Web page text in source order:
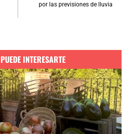
por las previsiones de lluvia
INTERESARTE